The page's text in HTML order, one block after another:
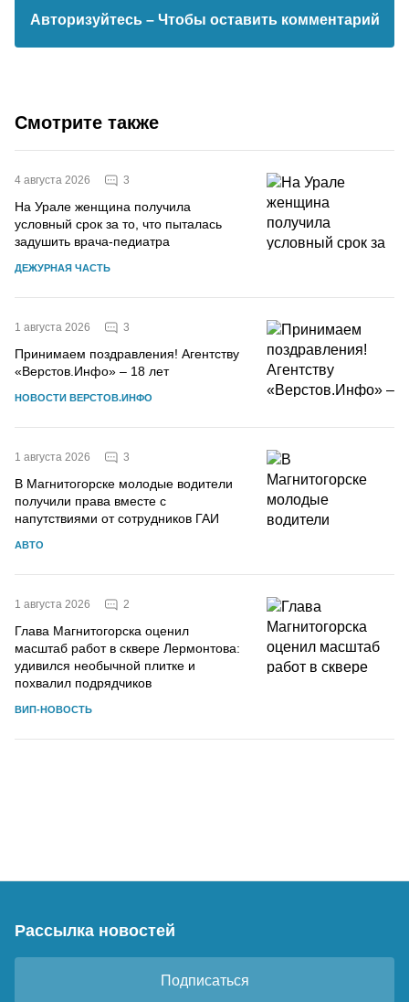
Авторизуйтесь – Чтобы оставить комментарий
Смотрите также
4 августа 2026 3
На Урале женщина получила
условный срок за то, что пыталась
задушить врача-педиатра
ДЕЖУРНАЯ ЧАСТЬ
1 августа 2026 3
Принимаем поздравления! Агентству
«Верстов.Инфо» – 18 лет
НОВОСТИ ВЕРСТОВ.ИНФО
1 августа 2026 3
В Магнитогорске молодые водители
получили права вместе с
напутствиями от сотрудников ГАИ
АВТО
1 августа 2026 2
Глава Магнитогорска оценил
масштаб работ в сквере Лермонтова:
удивился необычной плитке и
похвалил подрядчиков
ВИП-НОВОСТЬ
Рассылка новостей
Подписаться